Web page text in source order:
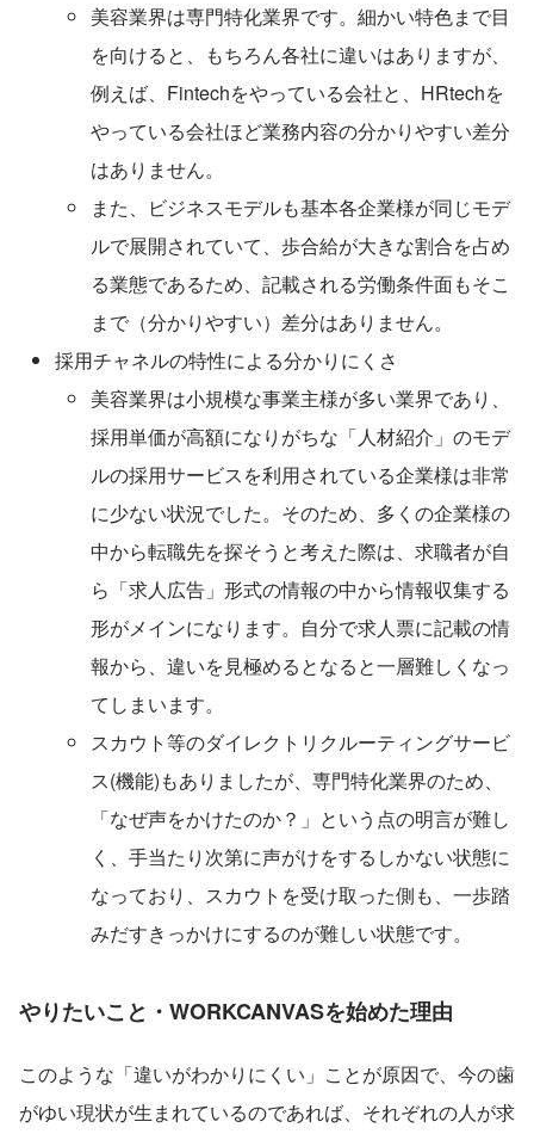
美容業界は専門特化業界です。細かい特色まで目
を向けると、もちろん各社に違いはありますが、
例えば、Fintechをやっている会社と、HRtechを
やっている会社ほど業務内容の分かりやすい差分
はありません。
また、ビジネスモデルも基本各企業様が同じモデ
ルで展開されていて、歩合給が大きな割合を占め
る業態であるため、記載される労働条件面もそこ
まで（分かりやすい）差分はありません。
採用チャネルの特性による分かりにくさ
美容業界は小規模な事業主様が多い業界であり、
採用単価が高額になりがちな「人材紹介」のモデ
ルの採用サービスを利用されている企業様は非常
に少ない状況でした。そのため、多くの企業様の
中から転職先を探そうと考えた際は、求職者が自
ら「求人広告」形式の情報の中から情報収集する
形がメインになります。自分で求人票に記載の情
報から、違いを見極めるとなると一層難しくなっ
てしまいます。
スカウト等のダイレクトリクルーティングサービ
ス(機能)もありましたが、専門特化業界のため、
「なぜ声をかけたのか？」という点の明言が難し
く、手当たり次第に声がけをするしかない状態に
なっており、スカウトを受け取った側も、一歩踏
みだすきっかけにするのが難しい状態です。
やりたいこと・ WORKCANVASを始めた理由
このような「違いがわかりにくい」ことが原因で、今の歯
がゆい現状が生まれているのであれば、それぞれの人が求